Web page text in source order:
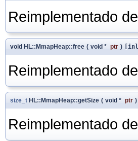
Reimplementado de
void HL::MmapHeap::free ( void * ptr )
Reimplementado de
size_t HL::MmapHeap::getSize ( void * ptr )
Reimplementado de